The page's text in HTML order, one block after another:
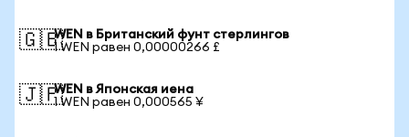
🇬🇧WEN в Британский фунт стерлингов
1 WEN равен 0,00000266 £
🇯🇵WEN в Японская иена
1 WEN равен 0,000565 ¥